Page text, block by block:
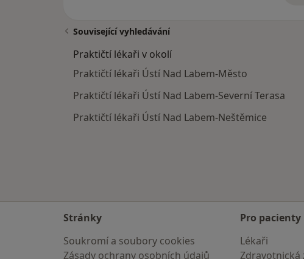
Související vyhledávání
Praktičtí lékaři v okolí
Praktičtí lékaři Ústí Nad Labem-Město
Praktičtí lékaři Ústí Nad Labem-Severní Terasa
Praktičtí lékaři Ústí Nad Labem-Neštěmice
Stránky
Soukromí a soubory cookies
Zásady ochrany osobních údajů
Pro pacienty
Lékaři
Zdravotnická